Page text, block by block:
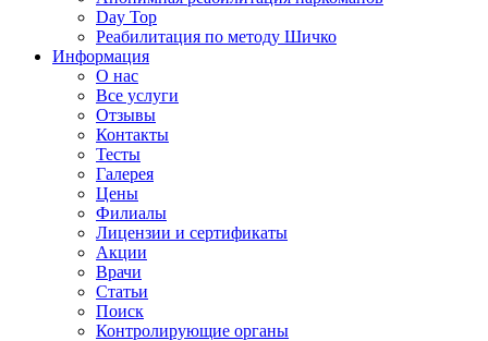
Day Top
Реабилитация по методу Шичко
Информация
О нас
Все услуги
Отзывы
Контакты
Тесты
Галерея
Цены
Филиалы
Лицензии и сертификаты
Акции
Врачи
Статьи
Поиск
Контролирующие органы